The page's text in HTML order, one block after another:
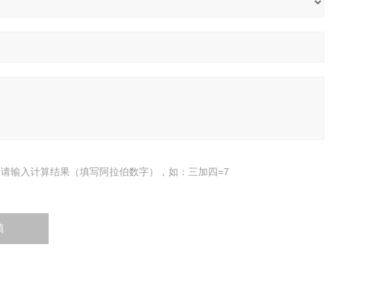
请输入计算结果（填写阿拉伯数字），如：三加四=7